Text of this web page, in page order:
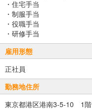
・住宅手当
・制服手当
・役職手当
・研修手当
雇用形態
正社員
勤務地住所
東京都港区港南3-5-10 1階